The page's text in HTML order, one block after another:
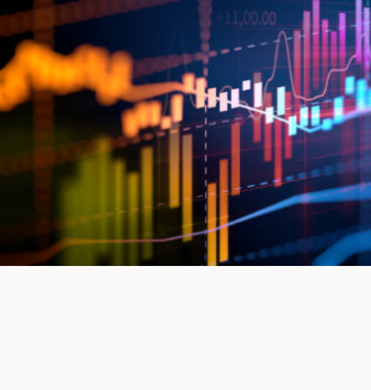
事例紹介
エキスパート一覧
無料講座
コラム
利用者の声
無料ご相談 ログイン